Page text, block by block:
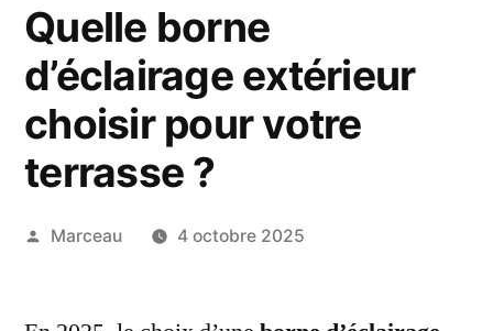
Quelle borne
d’éclairage extérieur
choisir pour votre
terrasse ?
Publié
Marceau 4 octobre 2025